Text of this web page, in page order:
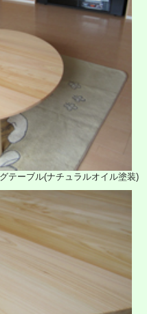
テーブル(ナチュラルオイル塗装)